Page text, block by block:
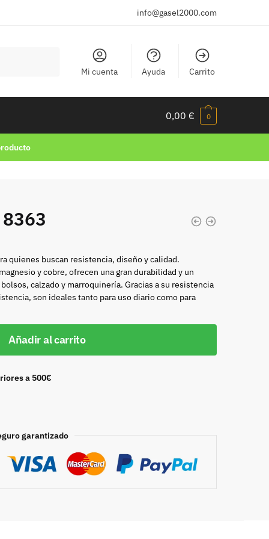
info@gasel2000.com
Mi cuenta Ayuda Carrito
0,00 € 0
quienes buscan resistencia, diseño y calidad.
y cobre, ofrecen una gran durabilidad y un
calzado y marroquinería. Gracias a su resistencia
son ideales tanto para uso diario como para
Añadir al carrito
a 500€
garantizado